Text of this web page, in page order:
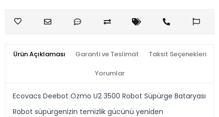
Ürün Açıklaması Garanti ve Teslimat Taksit Seçenekleri
Yorumlar
Ecovacs Deebot Ozmo U2 3500 Robot Süpürge Bataryası
Robot süpürgenizin temizlik gücünü yeniden